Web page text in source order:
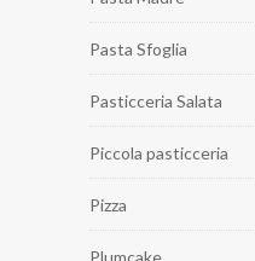
Pasta Sfoglia
Pasticceria Salata
Piccola pasticceria
Pizza
Plumcake